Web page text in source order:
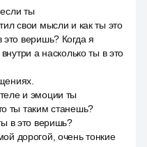
ты
свои мысли и как ты это
веришь? Когда я
а насколько ты в это
и эмоции ты
ты таким станешь?
в это веришь?
дорогой, очень тонкие